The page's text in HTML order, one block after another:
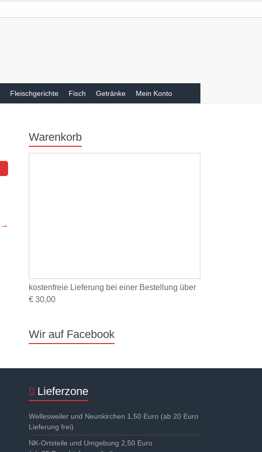
Fleischgerichte Fisch Getränke Mein Konto
→
Warenkorb
kostenfreie Lieferung bei einer Bestellung über
€ 30,00
Wir auf Facebook
Lieferzone
Wellesweiler und Neunkirchen 1,50 Euro (ab 20 Euro
Lieferung frei)
NK-Ortsteile und Umgebung 2,50 Euro